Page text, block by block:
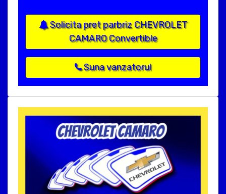
Solicita pret parbriz CHEVROLET
CAMARO Convertible
Suna vanzatorul